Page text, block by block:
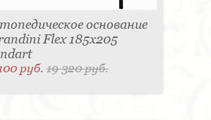
основание
Flex 185x205
руб.19 320 руб.